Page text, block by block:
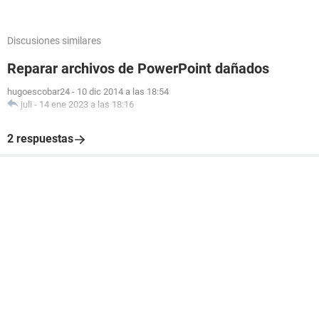
Discusiones similares
Reparar archivos de PowerPoint dañados
hugoescobar24 - 10 dic 2014 a las 18:54
juli - 14 ene 2023 a las 18:16
2 respuestas